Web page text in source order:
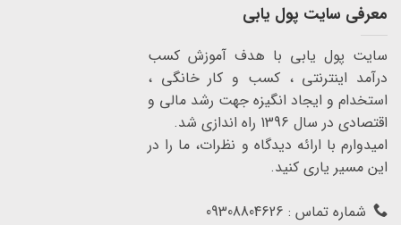
معرفی سایت پول یابی
سایت پول یابی با هدف آموزش کسب
درآمد اینترنتی ، کسب و کار خانگی ،
استخدام و ایجاد انگیزه جهت رشد مالی و
اقتصادی در سال 1396 راه اندازی شد.
امیدوارم با ارائه دیدگاه و نظرات، ما را در
این مسیر یاری کنید.
شماره تماس : 09308804626